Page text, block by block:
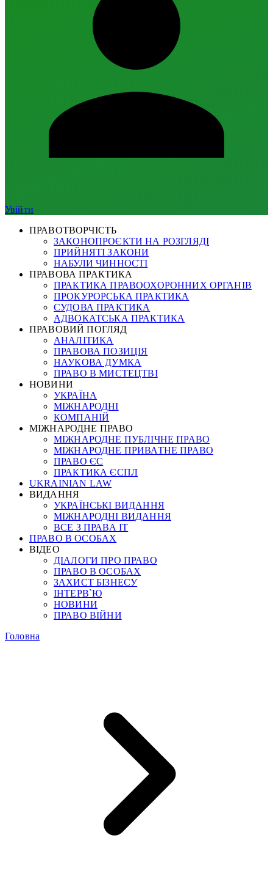
Увійти
ПРАВОТВОРЧІСТЬ
ЗАКОНОПРОЄКТИ НА РОЗГЛЯДІ
ПРИЙНЯТІ ЗАКОНИ
НАБУЛИ ЧИННОСТІ
ПРАВОВА ПРАКТИКА
ПРАКТИКА ПРАВООХОРОННИХ ОРГАНІВ
ПРОКУРОРСЬКА ПРАКТИКА
СУДОВА ПРАКТИКА
АДВОКАТСЬКА ПРАКТИКА
ПРАВОВИЙ ПОГЛЯД
АНАЛІТИКА
ПРАВОВА ПОЗИЦІЯ
НАУКОВА ДУМКА
ПРАВО В МИСТЕЦТВІ
НОВИНИ
УКРАЇНА
МІЖНАРОДНІ
КОМПАНІЙ
МІЖНАРОДНЕ ПРАВО
МІЖНАРОДНЕ ПУБЛІЧНЕ ПРАВО
МІЖНАРОДНЕ ПРИВАТНЕ ПРАВО
ПРАВО ЄС
ПРАКТИКА ЄСПЛ
UKRAINIAN LAW
ВИДАННЯ
УКРАЇНСЬКІ ВИДАННЯ
МІЖНАРОДНІ ВИДАННЯ
ВСЕ З ПРАВА ІТ
ПРАВО В ОСОБАХ
ВІДЕО
ДІАЛОГИ ПРО ПРАВО
ПРАВО В ОСОБАХ
ЗАХИСТ БІЗНЕСУ
ІНТЕРВ`Ю
НОВИНИ
ПРАВО ВІЙНИ
Головна